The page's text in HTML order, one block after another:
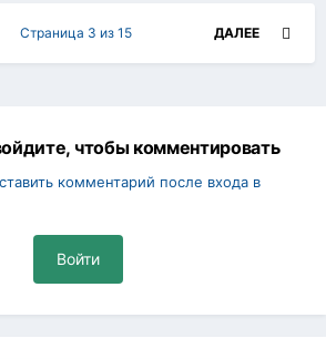
ДАЛЕЕ
Страница 3 из 15
чтобы комментировать
комментарий после входа в
Войти